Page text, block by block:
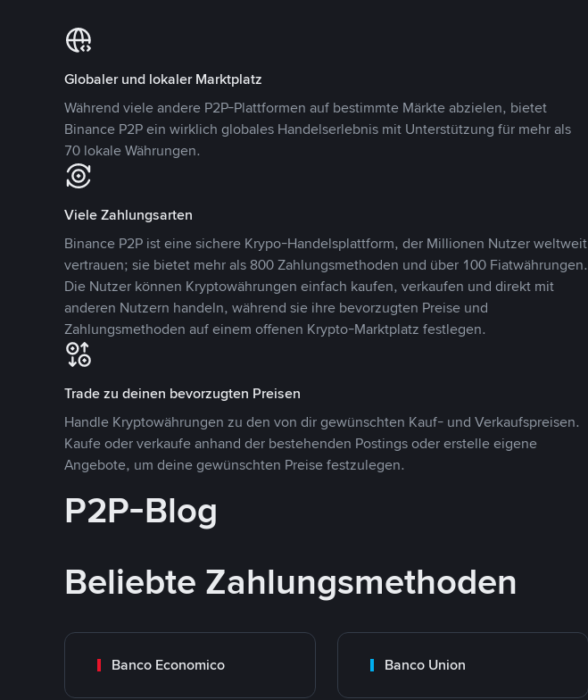
Globaler und lokaler Marktplatz
Während viele andere P2P-Plattformen auf bestimmte Märkte abzielen, bietet
Binance P2P ein wirklich globales Handelserlebnis mit Unterstützung für mehr als
70 lokale Währungen.
Viele Zahlungsarten
Binance P2P ist eine sichere Krypo-Handelsplattform, der Millionen Nutzer weltweit
vertrauen; sie bietet mehr als 800 Zahlungsmethoden und über 100 Fiatwährungen.
Die Nutzer können Kryptowährungen einfach kaufen, verkaufen und direkt mit
anderen Nutzern handeln, während sie ihre bevorzugten Preise und
Zahlungsmethoden auf einem offenen Krypto-Marktplatz festlegen.
Trade zu deinen bevorzugten Preisen
Handle Kryptowährungen zu den von dir gewünschten Kauf- und Verkaufspreisen.
Kaufe oder verkaufe anhand der bestehenden Postings oder erstelle eigene
Angebote, um deine gewünschten Preise festzulegen.
P2P-Blog
Beliebte Zahlungsmethoden
Banco Economico Banco Union